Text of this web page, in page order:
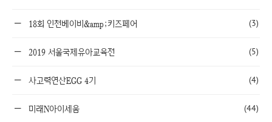
18회 인천베이비&amp;키즈페어 (3)
2019 서울국제유아교육전 (5)
사고력연산EGG 4기 (4)
미래N아이세움 (44)